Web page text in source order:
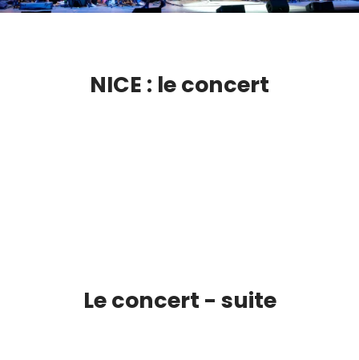
NICE : le concert
Le concert - suite